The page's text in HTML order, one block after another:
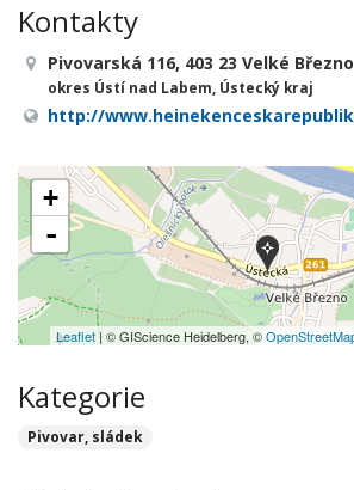
Kontakty
Pivovarská 116, 403 23 Velké Březno
okres Ústí nad Labem, Ústecký kraj
http://
+
-
Leaflet| © GIScience Heidelberg, ©
Kategorie
Pivovar, sládek